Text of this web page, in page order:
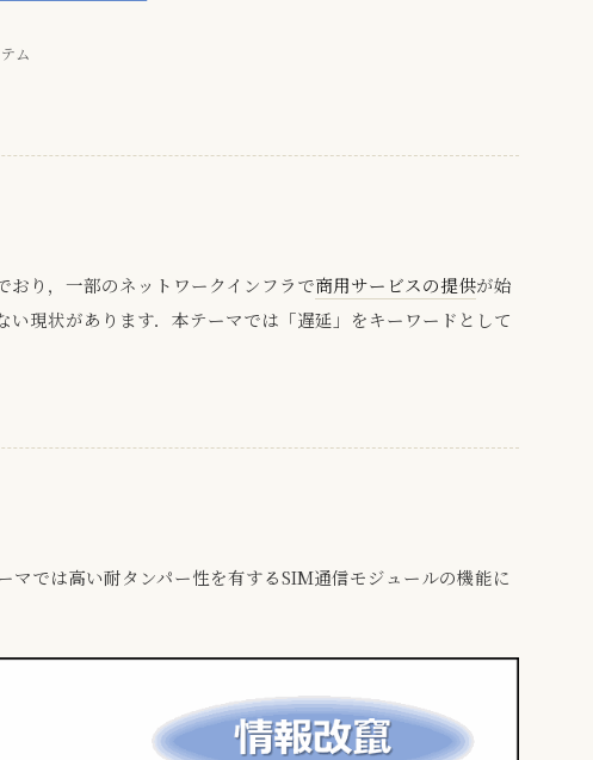
ム
おり，一部のネットワークインフラで商用サービスの提供が始
現状があります．本テーマでは「遅延」をキーワードとして
では高い耐タンパー性を有するSIM通信モジュールの機能に